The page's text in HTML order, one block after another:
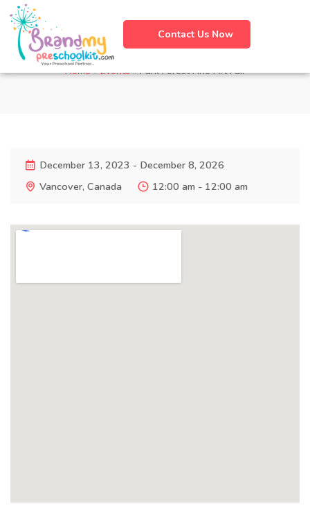
Contact Us Now
Park Forest Fine Art Fair
Home»Events»Park Forest Fine Art Fair
December 13, 2023 - December 8, 2026
Vancover, Canada
12:00 am - 12:00 am